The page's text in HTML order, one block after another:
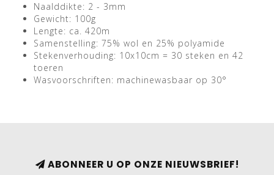
Naalddikte: 2 - 3mm
Gewicht: 100g
Lengte: ca. 420m
Samenstelling: 75% wol en 25% polyamide
Stekenverhouding: 10x10cm = 30 steken en 42
toeren
Wasvoorschriften: machinewasbaar op 30°
ABONNEER U OP ONZE NIEUWSBRIEF!